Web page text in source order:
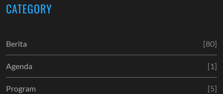
CATEGORY
Berita [80]
Agenda [1]
Program [5]